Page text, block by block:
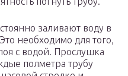
заливают воду в
необходимо для того,
с водой. Прослушка
полметра трубу